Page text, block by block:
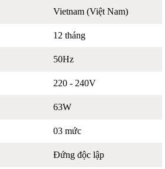
Vietnam (Việt Nam)
12 tháng
50Hz
220 - 240V
63W
03 mức
Đứng độc lập